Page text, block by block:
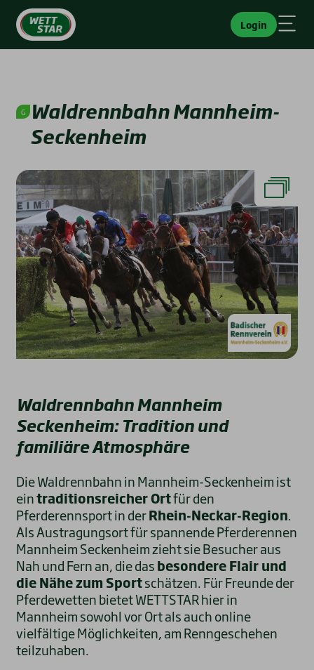
Login
Wald­renn­bahn Mann­heim-
Secken­heim
Waldrennbahn Mannheim
Seckenheim: Tradition und
familiäre Atmosphäre
Die Waldrennbahn in Mannheim-Seckenheim ist
eintraditionsreicher Ortfür den
Pferderennsport in derRhein-Neckar-Region.
Als Austragungsort für spannende Pferderennen
Mannheim Seckenheim zieht sie Besucher aus
Nah und Fern an, die dasbesondere Flair und
die Nähe zum Sportschätzen. Für Freunde der
Pferdewetten bietet WETTSTAR hier in
Mannheim sowohl vor Ort als auch online
vielfältige Möglichkeiten, am Renngeschehen
teilzuhaben.